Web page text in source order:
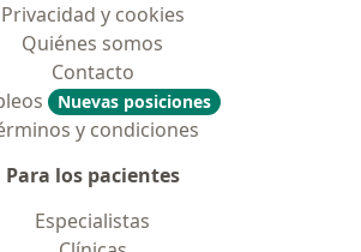
Privacidad y cookies
Quiénes somos
Contacto
Nuevas posiciones
y condiciones
Para los pacientes
Especialistas